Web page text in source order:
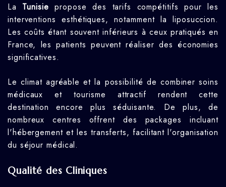
La Tunisie propose des tarifs compétitifs pour les
interventions esthétiques, notamment la liposuccion.
Les coûts étant souvent inférieurs à ceux pratiqués en
France, les patients peuvent réaliser des économies
significatives.
Le climat agréable et la possibilité de combiner soins
médicaux et tourisme attractif rendent cette
destination encore plus séduisante. De plus, de
nombreux centres offrent des packages incluant
l'hébergement et les transferts, facilitant l'organisation
du séjour médical.
Qualité des Cliniques